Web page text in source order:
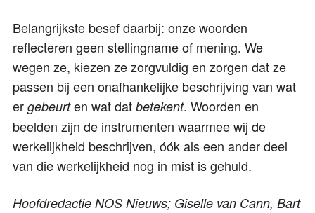
Belangrijkste besef daarbij: onze woorden
reflecteren geen stellingname of mening. We
wegen ze, kiezen ze zorgvuldig en zorgen dat ze
passen bij een onafhankelijke beschrijving van wat
er gebeurten wat dat betekent. Woorden en
beelden zijn de instrumenten waarmee wij de
werkelijkheid beschrijven, óók als een ander deel
van die werkelijkheid nog in mist is gehuld.
Hoofdredactie NOS Nieuws; Giselle van Cann, Bart